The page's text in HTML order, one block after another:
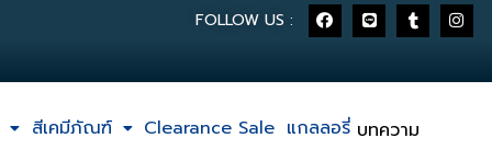
FOLLOW US :
สีเคมีภัณฑ์ Clearance Sale แกลลอรี่ บทความ